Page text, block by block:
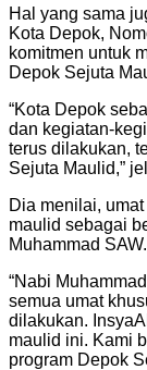
Hal yang sama
Kota Depok,
komitmen untuk
Depok Sejuta
“Kota Depok
dan kegiatan-
terus dilakukan,
Sejuta Maulid,”
Dia menilai,
maulid sebagai
Muhammad SAW.
“Nabi
semua umat
dilakukan.
maulid ini. Kami
program Depok